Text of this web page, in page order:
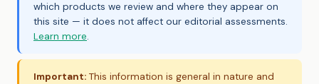
which products we review and where they appear on
this site — it does not affect our editorial assessments.
Learn more.
Important: This information is general in nature and